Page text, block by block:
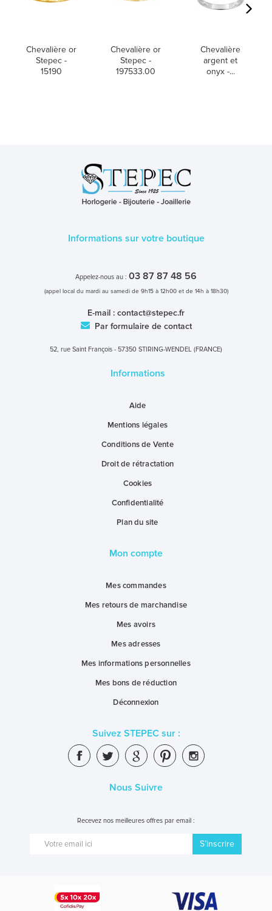
Chevalière or
Stepec -
15190
Chevalière or
Stepec -
197533.00
Chevalière
argent et
onyx -...
Informations sur votre boutique
Appelez-nous au : 03 87 87 48 56
(appel local du mardi au samedi de 9h15 à 12h00 et de 14h à 18h30)
E-mail : contact@stepec.fr
Par formulaire de contact
52, rue Saint François - 57350 STIRING-WENDEL (FRANCE)
Informations
Aide
Mentions légales
Conditions de Vente
Droit de rétractation
Cookies
Confidentialité
Plan du site
Mon compte
Mes commandes
Mes retours de marchandise
Mes avoirs
Mes adresses
Mes informations personnelles
Mes bons de réduction
Déconnexion
Suivez STEPEC sur :
Nous Suivre
Recevez nos meilleures offres par email :
S’inscrire